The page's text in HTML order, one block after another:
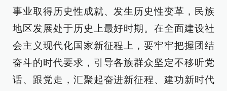
事业取得历史性成就、发生历史性变革，民族
地区发展处于历史上最好时期。在全面建设社
会主义现代化国家新征程上，要牢牢把握团结
奋斗的时代要求，引导各族群众坚定不移听党
话、跟党走，汇聚起奋进新征程、建功新时代